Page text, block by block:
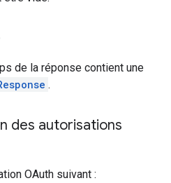
de la réponse contient une
.
des autorisations
OAuth suivant :